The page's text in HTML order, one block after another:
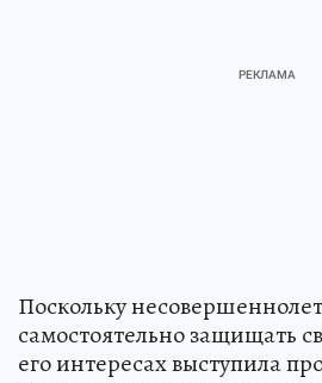
Поскольку
самостоятельно защищать
его интересах выступила